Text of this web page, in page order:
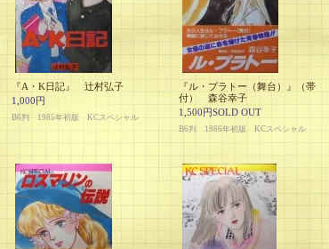
『A・K日記』 辻村弘子
1,000円
B6判 1985年初版 KCスペシャル
『ル・プラトー（舞台）』（帯
付） 森谷幸子
1,500円SOLD OUT
B6判 1986年初版 KCスペシャル